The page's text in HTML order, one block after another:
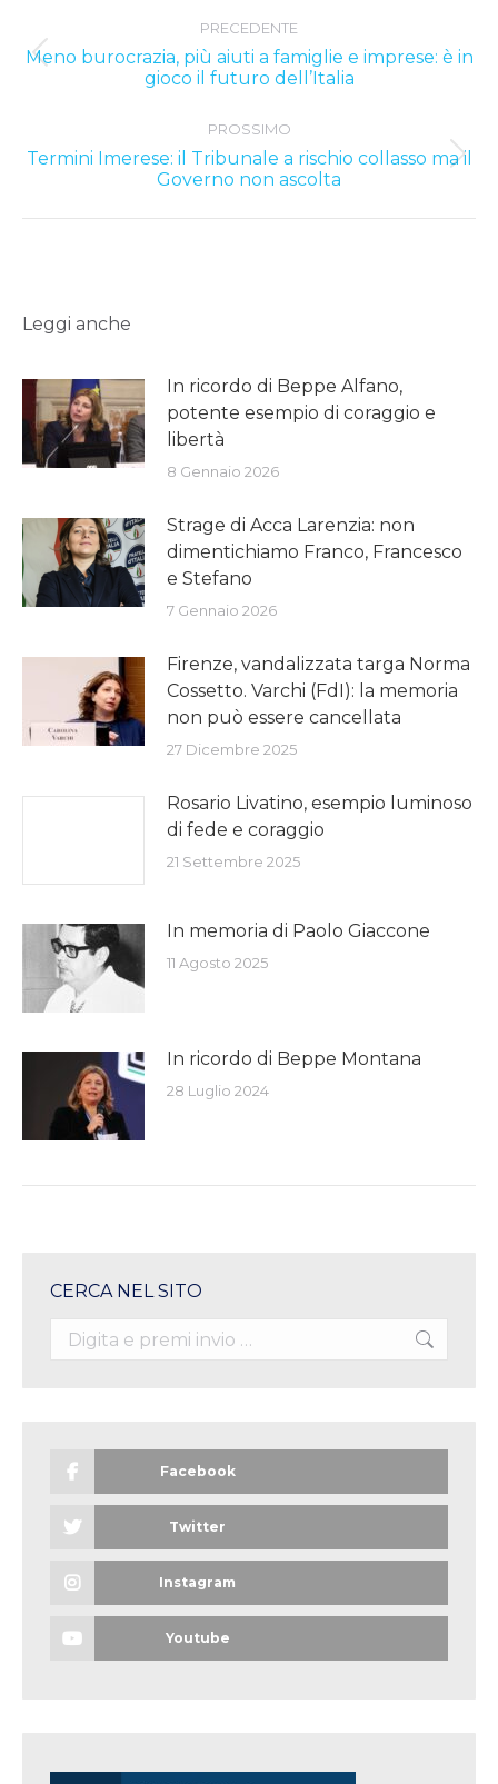
navigation
PRECEDENTE
Previous
post:
Meno burocrazia, più aiuti a famiglie e imprese: è in
gioco il futuro dell’Italia
PROSSIMO
Next
post:
Termini Imerese: il Tribunale a rischio collasso ma il
Governo non ascolta
Leggi anche
In ricordo di Beppe Alfano,
potente esempio di coraggio e
libertà
8 Gennaio 2026
Strage di Acca Larenzia: non
dimentichiamo Franco, Francesco
e Stefano
7 Gennaio 2026
Firenze, vandalizzata targa Norma
Cossetto. Varchi (FdI): la memoria
non può essere cancellata
27 Dicembre 2025
Rosario Livatino, esempio luminoso
di fede e coraggio
21 Settembre 2025
In memoria di Paolo Giaccone
11 Agosto 2025
In ricordo di Beppe Montana
28 Luglio 2024
CERCA NEL SITO
Search:
Facebook
Twitter
Instagram
Youtube